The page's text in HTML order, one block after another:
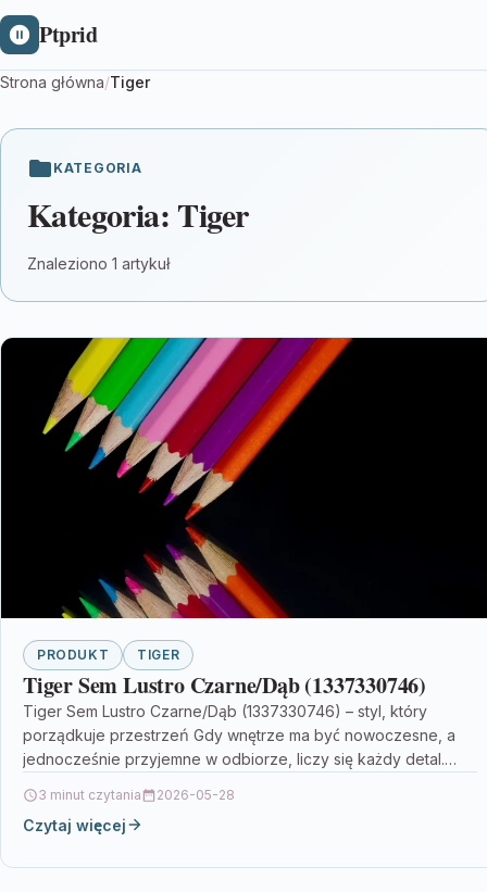
Ptprid
Strona główna/Tiger
KATEGORIA
Kategoria: Tiger
Znaleziono 1 artykuł
PRODUKT TIGER
Tiger Sem Lustro Czarne/Dąb (1337330746)
Tiger Sem Lustro Czarne/Dąb (1337330746) – styl, który
porządkuje przestrzeń Gdy wnętrze ma być nowoczesne, a
jednocześnie przyjemne w odbiorze, liczy się każdy detal.…
3 minut czytania 2026-05-28
Czytaj więcej